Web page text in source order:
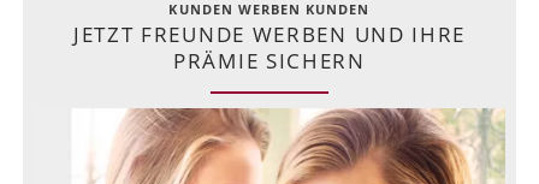
KUNDEN WERBEN KUNDEN
JETZT FREUNDE WERBEN UND IHRE
PRÄMIE SICHERN